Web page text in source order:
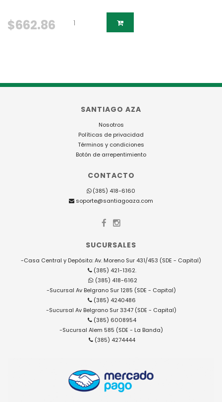
$662.86
SANTIAGO AZA
Nosotros
Políticas de privacidad
Términos y condiciones
Botón de arrepentimiento
CONTACTO
(385) 418-6160
soporte@santiagoaza.com
SUCURSALES
-Casa Central y Depósito: Av. Moreno Sur 431/453 (SDE - Capital)
(385) 421-1362.
: (385) 418-6162
-Sucursal Av Belgrano Sur 1285 (SDE - Capital)
(385) 4240486
-Sucursal Av Belgrano Sur 3347 (SDE - Capital)
(385) 6008954
-Sucursal Alem 585 (SDE - La Banda)
(385) 4274444